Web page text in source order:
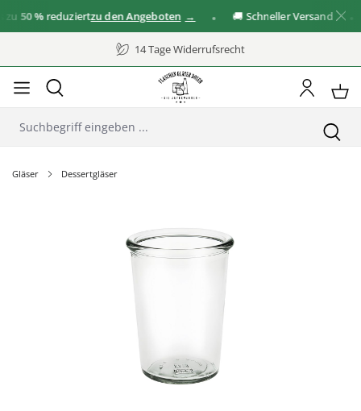
50 %reduziertzu den Angeboten 🚚 Schneller Versand
14 Tage Widerrufsrecht
Gläser Dessertgläser